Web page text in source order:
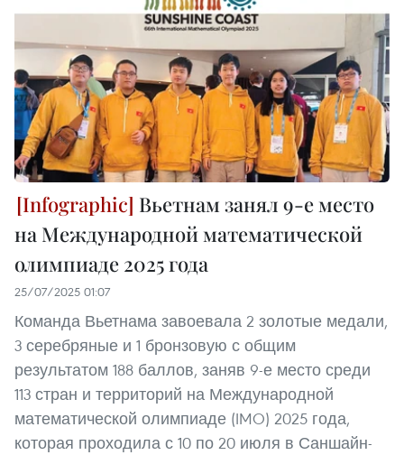
Вьетнам занял 9-е место
на Международной математической
олимпиаде 2025 года
25/07/2025 01:07
Команда Вьетнама завоевала 2 золотые медали,
3 серебряные и 1 бронзовую с общим
результатом 188 баллов, заняв 9-е место среди
113 стран и территорий на Международной
математической олимпиаде (IMO) 2025 года,
которая проходила с 10 по 20 июля в Саншайн-